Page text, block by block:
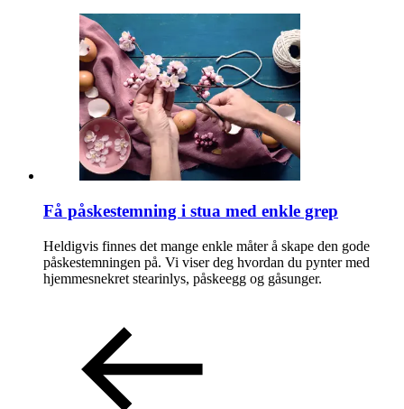
Få påskestemning i stua med enkle grep
Heldigvis finnes det mange enkle måter å skape den gode
påskestemningen på. Vi viser deg hvordan du pynter med
hjemmesnekret stearinlys, påskeegg og gåsunger.